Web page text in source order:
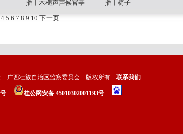
播丨木槌声声候官亭
播丨椅子
4 5 6 7 8 9 10 下一页
广西壮族自治区监察委员会 版权所有 联系我们
桂公网安备 45010302001193号